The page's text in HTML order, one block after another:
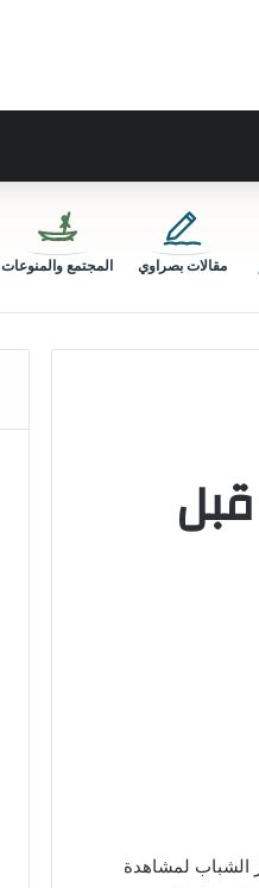
مقالات بصراوي المجتمع والمنوعات
الشباب لمشاهدة